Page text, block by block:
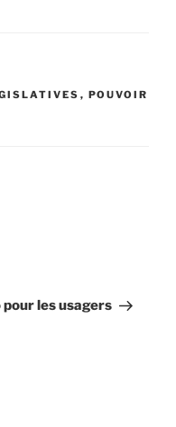
, POUVOIR
pour les usagers